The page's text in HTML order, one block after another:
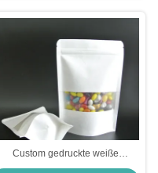
Custom gedruckte weiße
mit matte klarem